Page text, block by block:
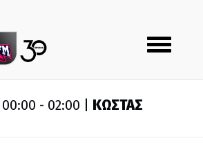
Toggle
navigation
00:00 - 02:00 | ΚΩΣΤΑΣ